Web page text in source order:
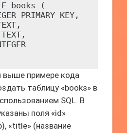
books (
PRIMARY KEY,
выше примере кода
таблицу «books» в
SQL. В
поля «id»
«title» (название